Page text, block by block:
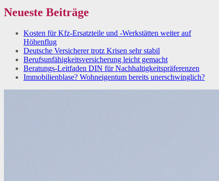
Neueste Beiträge
Kosten für Kfz-Ersatzteile und -Werkstätten weiter auf
Höhenflug
Deutsche Versicherer trotz Krisen sehr stabil
Berufsunfähigkeitsversicherung leicht gemacht
Beratungs-Leitfaden DIN für Nachhaltigkeitspräferenzen
Immobilienblase? Wohneigentum bereits unerschwinglich?